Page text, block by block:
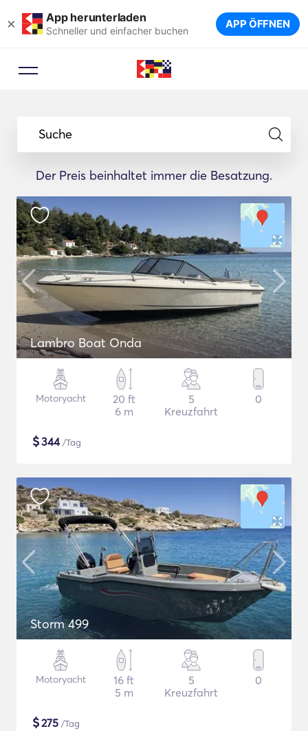
× App herunterladen
Schneller und einfacher buchen APP ÖFFNEN
Suche
Der Preis beinhaltet immer die Besatzung.
Lambro Boat Onda
Motoryacht
20 ft
6 m
5
Kreuzfahrt
0
$344/Tag
Storm 499
Motoryacht
16 ft
5 m
5
Kreuzfahrt
0
$275 /Tag